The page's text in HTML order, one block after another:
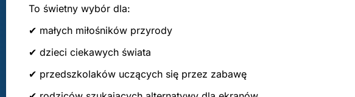
To świetny wybór dla:
✔ małych miłośników przyrody
✔ dzieci ciekawych świata
✔ przedszkolaków uczących się przez zabawę